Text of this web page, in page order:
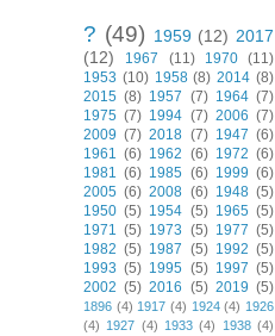
? (49) 1959 (12) 2017
(12)
1967 (11) 1970 (11)
1953 (10) 1958 (8) 2014 (8)
2015 (8) 1957 (7) 1964 (7)
1975 (7) 1994 (7) 2006 (7)
2009 (7) 2018 (7) 1947 (6)
1961 (6) 1962 (6) 1972 (6)
1981 (6) 1985 (6) 1999 (6)
2005 (6) 2008 (6) 1948 (5)
1950 (5) 1954 (5) 1965 (5)
1971 (5) 1973 (5) 1977 (5)
1982 (5) 1987 (5) 1992 (5)
1993 (5) 1995 (5) 1997 (5)
2002 (5) 2016 (5) 2019 (5)
1896 (4) 1917 (4) 1924 (4) 1926
(4) 1927 (4) 1933 (4) 1938 (4)